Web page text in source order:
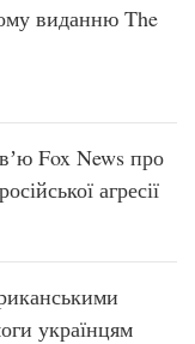
виданню The
Fox News про
агресії
українцям